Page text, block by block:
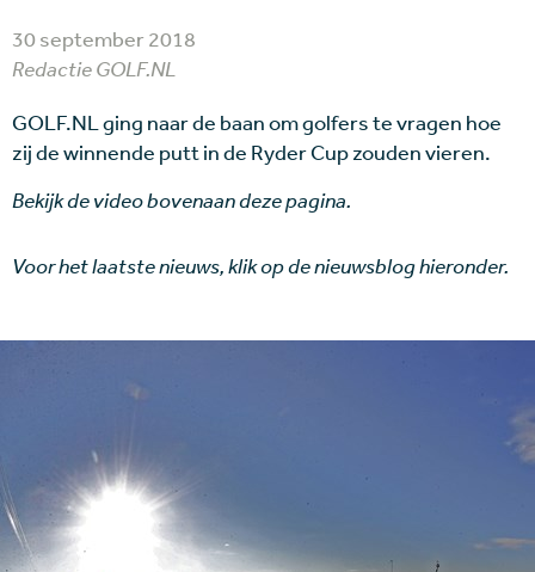
30 september 2018
Redactie GOLF.NL
GOLF.NL ging naar de baan om golfers te vragen hoe
zij de winnende putt in de Ryder Cup zouden vieren.
Bekijk de video bovenaan deze pagina.
Voor het laatste nieuws, klik op de nieuwsblog hieronder.